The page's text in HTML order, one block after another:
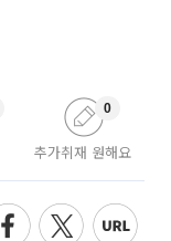
추가취재 원해요
0